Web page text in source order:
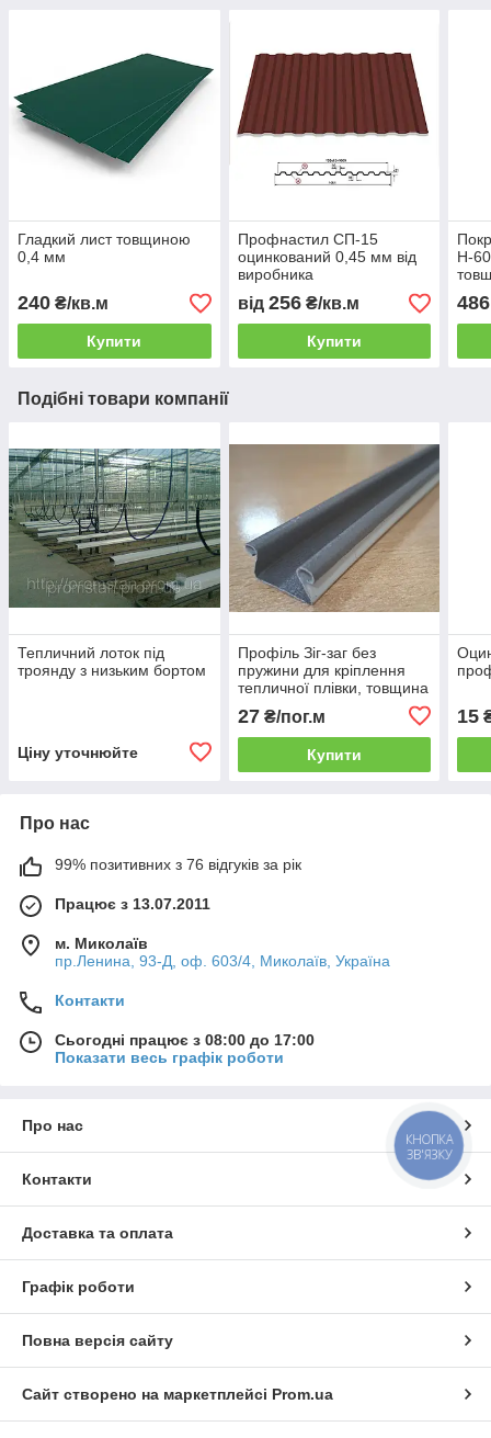
Гладкий лист товщиною
0,4 мм
240 ₴/кв.м
Купити
Профнастил СП-15
оцинкований 0,45 мм від
виробника
від 256₴/кв.м
Купити
Н-
486
Подібні товари компанії
Тепличний лоток під
троянду з низьким бортом
Ціну уточнюйте
Профіль Зіг-заг без
пружини для кріплення
тепличної плівки, товщина
27₴/пог.м
Купити
15
Про нас
99% позитивних з 76 відгуків за рік
Працює з 13.07.2011
м. Миколаїв
пр.Ленина, 93-Д, оф. 603/4, Миколаїв, Україна
Контакти
Сьогодні працює з 08:00 до 17:00
Показати весь графік роботи
Про нас
Контакти
Доставка та оплата
Графік роботи
Повна версія сайту
Сайт створено на маркетплейсі Prom.ua
КНОПКА
ЗВ'ЯЗКУ